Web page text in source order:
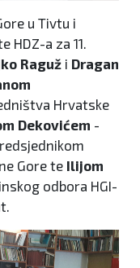
u Tivtu i
a za 11.
Raguž i Dragan
Hrvatske
Dekovićem -
Gore te Ilijom
odbora HGI-